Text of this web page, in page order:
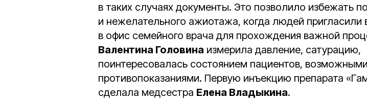
в таких случаях документы. Это позволило избежать
и нежелательного ажиотажа, когда людей пригласили
в офис семейного врача для прохождения важной
Валентина Головина измерила давление, сатурацию,
поинтересовалась состоянием пациентов, возможными
противопоказаниями. Первую инъекцию препарата
сделала медсестра Елена Владыкина.